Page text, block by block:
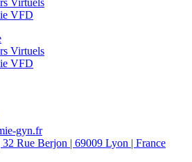
Virtuels
VFD
Virtuels
VFD
gyn.fr
Rue Berjon | 69009 Lyon | France